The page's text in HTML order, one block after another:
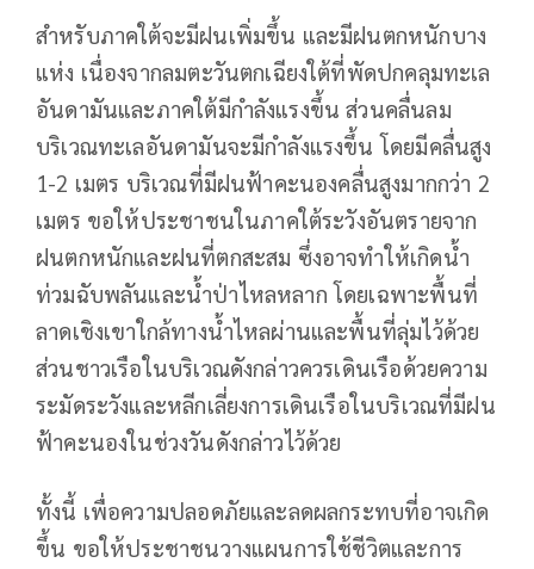
สำหรับภาคใต้จะมีฝนเพิ่มขึ้น และมีฝนตกหนักบาง
แห่ง เนื่องจากลมตะวันตกเฉียงใต้ที่พัดปกคลุมทะเล
อันดามันและภาคใต้มีกำลังแรงขึ้น ส่วนคลื่นลม
บริเวณทะเลอันดามันจะมีกำลังแรงขึ้น โดยมีคลื่นสูง
1-2 เมตร บริเวณที่มีฝนฟ้าคะนองคลื่นสูงมากกว่า 2
เมตร ขอให้ประชาชนในภาคใต้ระวังอันตรายจาก
ฝนตกหนักและฝนที่ตกสะสม ซึ่งอาจทำให้เกิดน้ำ
ท่วมฉับพลันและน้ำป่าไหลหลาก โดยเฉพาะพื้นที่
ลาดเชิงเขาใกล้ทางน้ำไหลผ่านและพื้นที่ลุ่มไว้ด้วย
ส่วนชาวเรือในบริเวณดังกล่าวควรเดินเรือด้วยความ
ระมัดระวังและหลีกเลี่ยงการเดินเรือในบริเวณที่มีฝน
ฟ้าคะนองในช่วงวันดังกล่าวไว้ด้วย
ทั้งนี้ เพื่อความปลอดภัยและลดผลกระทบที่อาจเกิด
ขึ้น ขอให้ประชาชนวางแผนการใช้ชีวิตและการ